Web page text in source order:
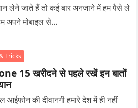
लेने जाते हैं तो कई बार अनजाने में हम पैसे ले
अपने मोबाइल से…
Tricks
15 खरीदने से पहले रखें इन बातों
की दीवानगी हमारे देश में ही नहीं